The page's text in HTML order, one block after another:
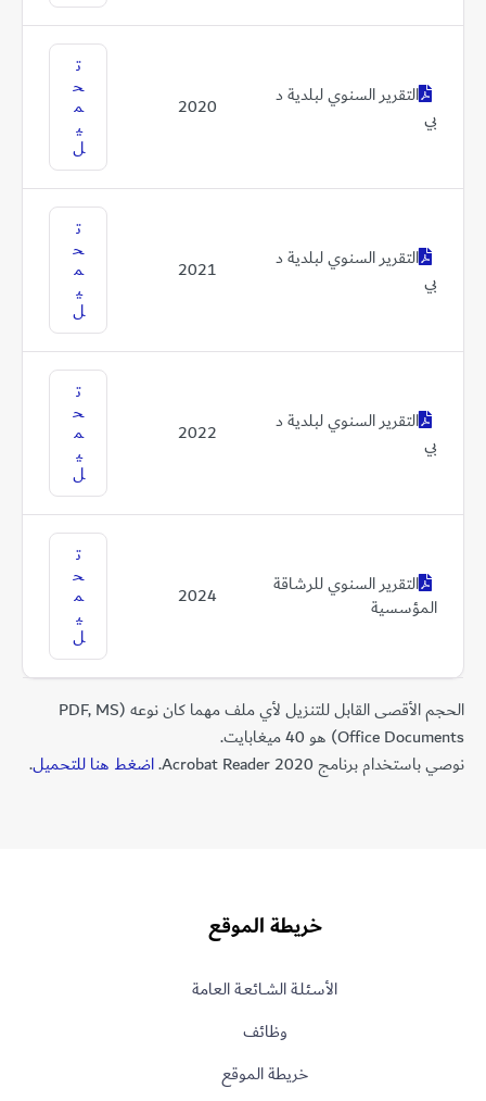
التقرير السنوي لبلدية د
بي
2020
ت
ح
م
ي
ل
التقرير السنوي لبلدية د
بي
2021
ت
ح
م
ي
ل
التقرير السنوي لبلدية د
بي
2022
ت
ح
م
ي
ل
التقرير السنوي للرشاقة
المؤسسية
2024
ت
ح
م
ي
ل
الحجم الأقصى القابل للتنزيل لأي ملف مهما كان نوعه (PDF, MS
Office Documents) هو 40 ميغابايت.
نوصي باستخدام برنامج Acrobat Reader 2020.
اضغط هنا للتحميل.
خريطة الموقع
الأسـئلـة الشــائعـة العامة
وظائف
خريطة الموقع